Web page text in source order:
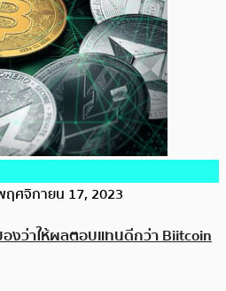
ศจิกายน 17, 2023
งว่าให้ผลตอบแทนดีกว่า Biitcoin